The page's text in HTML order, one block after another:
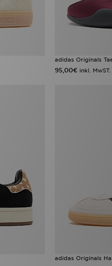
adidas Originals
95,00€ inkl. MwST.
adidas Originals